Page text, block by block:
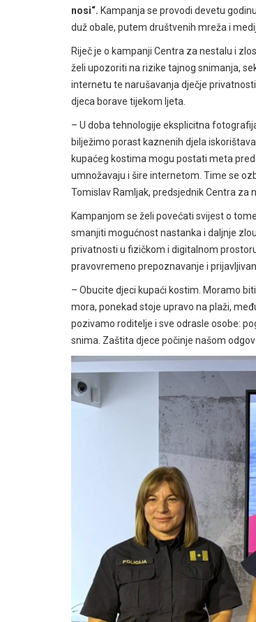
nosi“. Kampanja se provodi devetu
duž obale, putem društvenih mreža i
Riječ je o kampanji Centra za nestalu i
želi upozoriti na rizike tajnog snimanja,
internetu te narušavanja dječje
djeca borave tijekom ljeta.
– U doba tehnologije eksplicitna
bilježimo porast kaznenih djela
kupaćeg kostima mogu postati meta
umnožavaju i šire internetom. Time se
Tomislav Ramljak, predsjednik Centra za
Kampanjom se želi povećati svijest o
smanjiti mogućnost nastanka i daljnje
privatnosti u fizičkom i digitalnom
pravovremeno prepoznavanje i
– Obucite djeci kupaći kostim. Moramo
mora, ponekad stoje upravo na plaži,
pozivamo roditelje i sve odrasle osobe:
snima. Zaštita djece počinje našom